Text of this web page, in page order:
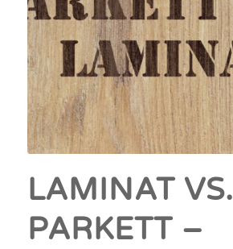
LAMINAT VS.
PARKETT –